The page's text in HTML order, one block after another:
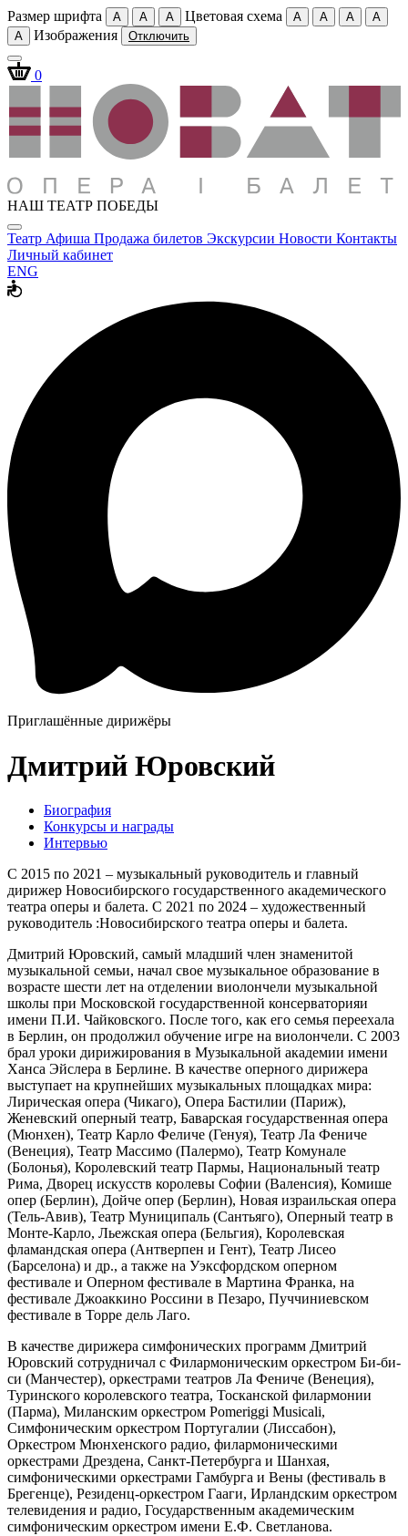
Размер шрифта A A A Цветовая схема A A A
A
A
Изображения Отключить
0
НАШ ТЕАТР ПОБЕДЫ
Театр Афиша Продажа билетов Экскурсии Новости Контакты
Личный кабинет
ENG
Приглашённые дирижёры
Дмитрий Юровский
Биография
Конкурсы и награды
Интервью
С 2015 по 2021 – музыкальный руководитель и главный
дирижер Новосибирского государственного академического
театра оперы и балета. С 2021 по 2024 – художественный
руководитель :Новосибирского театра оперы и балета.
Дмитрий Юровский, самый младший член знаменитой
музыкальной семьи, начал свое музыкальное образование в
возрасте шести лет на отделении виолончели музыкальной
школы при Московской государственной консерваторияи
имени П.И. Чайковского. После того, как его семья переехала
в Берлин, он продолжил обучение игре на виолончели. С 2003
брал уроки дирижирования в Музыкальной академии имени
Ханса Эйслера в Берлине. В качестве оперного дирижера
выступает на крупнейших музыкальных площадках мира:
Лирическая опера (Чикаго), Опера Бастилии (Париж),
Женевский оперный театр, Баварская государственная опера
(Мюнхен), Театр Карло Феличе (Генуя), Театр Ла Фениче
(Венеция), Театр Массимо (Палермо), Театр Комунале
(Болонья), Королевский театр Пармы, Национальный театр
Рима, Дворец искусств королевы Софии (Валенсия), Комише
опер (Берлин), Дойче опер (Берлин), Новая израильская опера
(Тель-Авив), Театр Муниципаль (Сантьяго), Оперный театр в
Монте-Карло, Льежская опера (Бельгия), Королевская
фламандская опера (Антверпен и Гент), Театр Лисео
(Барселона) и др., а также на Уэксфордском оперном
фестивале и Оперном фестивале в Мартина Франка, на
фестивале Джоаккино Россини в Пезаро, Пуччиниевском
фестивале в Торре дель Лаго.
В качестве дирижера симфонических программ Дмитрий
Юровский сотрудничал с Филармоническим оркестром Би-би-
си (Манчестер), оркестрами театров Ла Фениче (Венеция),
Туринского королевского театра, Тосканской филармонии
(Парма), Миланским оркестром Pomeriggi Musicali,
Симфоническим оркестром Португалии (Лиссабон),
Оркестром Мюнхенского радио, филармоническими
оркестрами Дрездена, Санкт-Петербурга и Шанхая,
симфоническими оркестрами Гамбурга и Вены (фестиваль в
Брегенце), Резиденц-оркестром Гааги, Ирландским оркестром
телевидения и радио, Государственным академическим
симфоническим оркестром имени Е.Ф. Светланова.